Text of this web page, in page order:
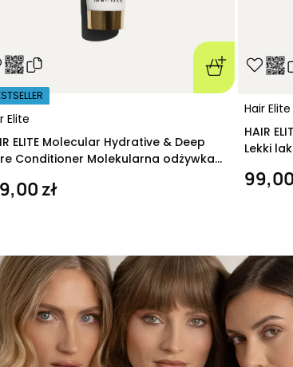
Elite
ELITE Molecular Hydrative & Deep
Conditioner Molekularna odżywka
zł
Hair Elite
HAIR
Lekki